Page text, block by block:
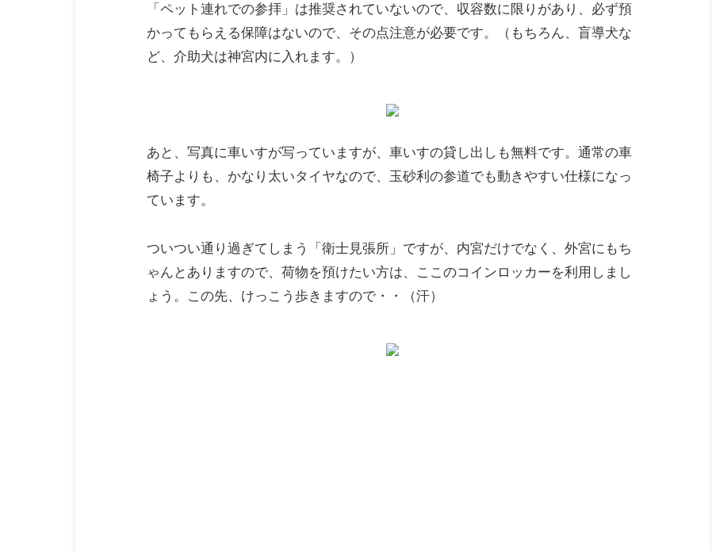
「ペット連れでの参拝」は推奨されていないので、収容数に限りがあり、必ず預
かってもらえる保障はないので、その点注意が必要です。（もちろん、盲導犬な
ど、介助犬は神宮内に入れます。）
あと、写真に車いすが写っていますが、車いすの貸し出しも無料です。通常の車
椅子よりも、かなり太いタイヤなので、玉砂利の参道でも動きやすい仕様になっ
ています。
ついつい通り過ぎてしまう「衛士見張所」ですが、内宮だけでなく、外宮にもち
ゃんとありますので、荷物を預けたい方は、ここのコインロッカーを利用しまし
ょう。この先、けっこう歩きますので・・（汗）